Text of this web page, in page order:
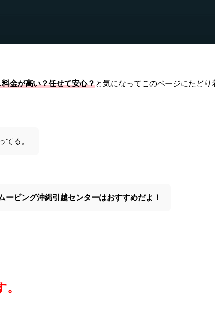
金が高い？任せて安心？と気になってこのページにたど
てる。
ービング沖縄引越センターはおすすめだよ！